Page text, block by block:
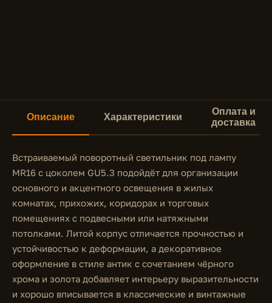
Описание Характеристики
Оплата и
доставка
Встраиваемый поворотный светильник под лампу
MR16 с цоколем GU5.3 подойдёт для организации
основного и акцентного освещения в жилых
комнатах, прихожих, коридорах и торговых
помещениях с подвесными или натяжными
потолками. Литой корпус отличается прочностью и
устойчивостью к деформации, а декоративное
оформление в стиле антик с сочетанием чёрного
хрома и золота добавляет интерьеру выразительности
и хорошо вписывается в классические и винтажные